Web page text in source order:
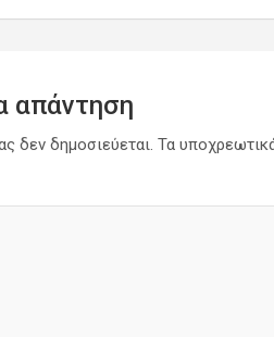
απάντηση
δεν δημοσιεύεται. Τα